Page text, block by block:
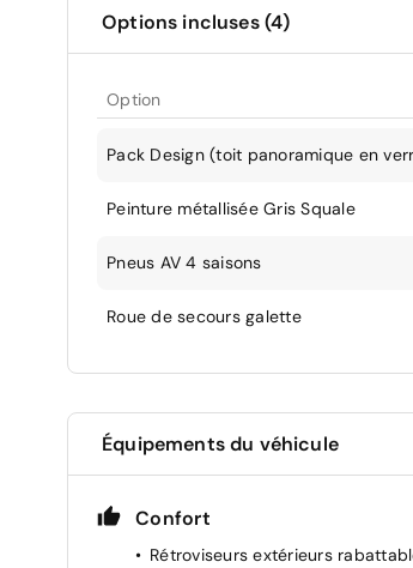
Options incluses (4)
Option
Pack Design (toit panoramique en
Peinture métallisée Gris Squale
Pneus AV 4 saisons
Roue de secours galette
Équipements du véhicule
Confort
Rétroviseurs extérieurs